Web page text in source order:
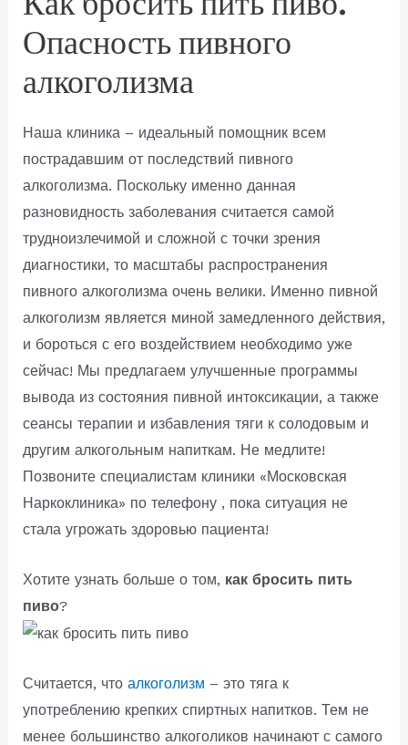
Опасность пивного
алкоголизма
Наша клиника – идеальный помощник всем
пострадавшим от последствий пивного
алкоголизма. Поскольку именно данная
разновидность заболевания считается самой
трудноизлечимой и сложной с точки зрения
диагностики, то масштабы распространения
пивного алкоголизма очень велики. Именно пивной
алкоголизм является миной замедленного действия,
и бороться с его воздействием необходимо уже
сейчас! Мы предлагаем улучшенные программы
вывода из состояния пивной интоксикации, а также
сеансы терапии и избавления тяги к солодовым и
другим алкогольным напиткам. Не медлите!
Позвоните специалистам клиники «Московская
Наркоклиника» по телефону , пока ситуация не
стала угрожать здоровью пациента!
Хотите узнать больше о том, как бросить пить
пиво?
Считается, что алкоголизм – это тяга к
употреблению крепких спиртных напитков. Тем не
менее большинство алкоголиков начинают с самого